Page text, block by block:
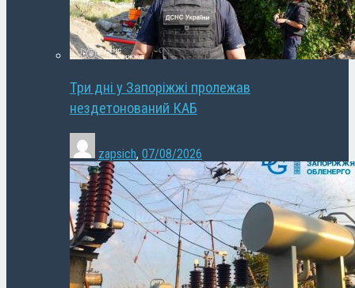
Три дні у Запоріжжі пролежав
нездетонований КАБ
zapsich, 07/08/2026